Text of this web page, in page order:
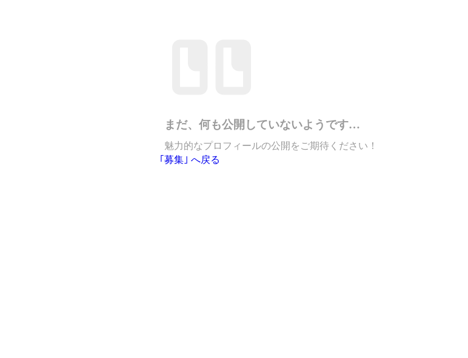
まだ、何も公開していないようです…
魅力的なプロフィールの公開をご期待ください！
｢募集｣ へ戻る